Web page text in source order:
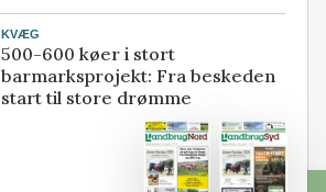
KVÆG
500-600 køer i stort
barmarksprojekt: Fra beskeden
start til store drømme